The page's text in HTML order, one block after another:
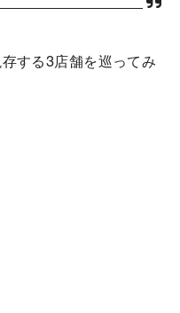
する3店舗を巡ってみ